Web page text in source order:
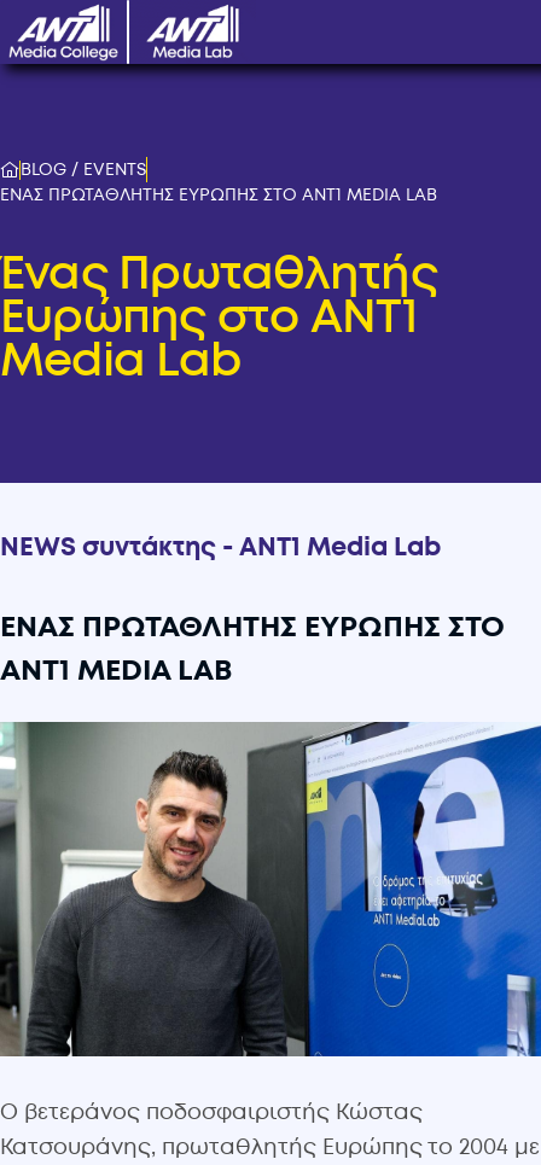
BLOG / EVENTS
ΕΝΑΣ ΠΡΩΤΑΘΛΗΤΗΣ ΕΥΡΩΠΗΣ ΣΤΟ ANT1 MEDIA LAB
Ένας Πρωταθλητής
Ευρώπης στο ANT1
Media Lab
NEWS συντάκτης - ANT1 Media Lab
ΕΝΑΣ ΠΡΩΤΑΘΛΗΤΗΣ ΕΥΡΩΠΗΣ ΣΤΟ
ANT1 MEDIA LAB
Ο βετεράνος ποδοσφαιριστής Κώστας
Κατσουράνης, πρωταθλητής Ευρώπης το 2004 με